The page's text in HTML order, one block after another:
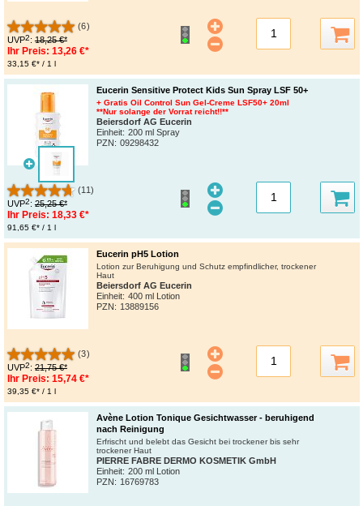
(6)
UVP2: 18,25 €*
Ihr Preis: 13,26 €*
33,15 €* / 1 l
Eucerin Sensitive Protect Kids Sun Spray LSF 50+
+ Gratis Oil Control Sun Gel-Creme LSF50+ 20ml
**Nur solange der Vorrat reicht!!**
Beiersdorf AG Eucerin
Einheit: 200 ml Spray
PZN: 09298432
(11)
UVP2: 25,25 €*
Ihr Preis: 18,33 €*
91,65 €* / 1 l
Eucerin pH5 Lotion
Lotion zur Beruhigung und Schutz empfindlicher, trockener
Haut
Beiersdorf AG Eucerin
Einheit: 400 ml Lotion
PZN: 13889156
(3)
UVP2: 21,75 €*
Ihr Preis: 15,74 €*
39,35 €* / 1 l
Avène Lotion Tonique Gesichtwasser - beruhigend
nach Reinigung
Erfrischt und belebt das Gesicht bei trockener bis sehr
trockener Haut
PIERRE FABRE DERMO KOSMETIK GmbH
Einheit: 200 ml Lotion
PZN: 16769783